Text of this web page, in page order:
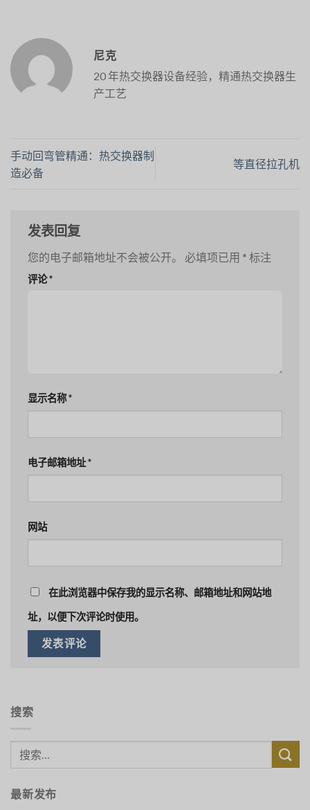
尼克
20 年热交换器设备经验，精通热交换器生
产工艺
手动回弯管精通：热交换器制
造必备
等直径拉孔机
发表回复
您的电子邮箱地址不会被公开。 必填项已用 * 标注
评论*
显示名称*
电子邮箱地址*
网站
在此浏览器中保存我的显示名称、邮箱地址和网站地
址，以便下次评论时使用。
搜索
最新发布